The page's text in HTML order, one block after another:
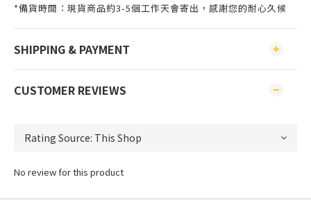
*備貨時間：現貨商品約3-5個工作天會寄出，感謝您的耐心久候
SHIPPING & PAYMENT
CUSTOMER REVIEWS
No review for this product